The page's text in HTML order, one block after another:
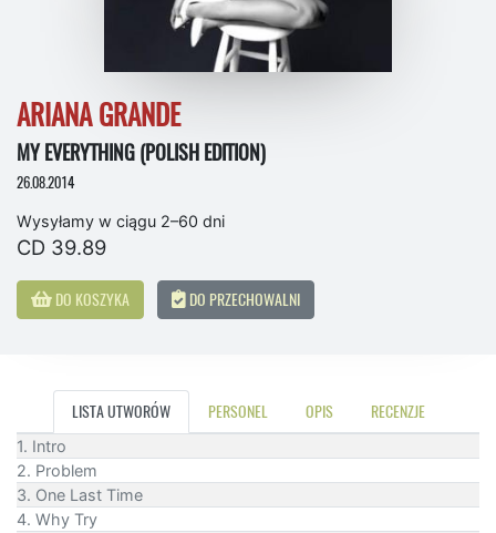
ARIANA GRANDE
MY EVERYTHING (POLISH EDITION)
26.08.2014
Wysyłamy w ciągu 2–60 dni
CD 39.89
DO KOSZYKA DO PRZECHOWALNI
LISTA UTWORÓW PERSONEL OPIS RECENZJE
1. Intro
2. Problem
3. One Last Time
4. Why Try